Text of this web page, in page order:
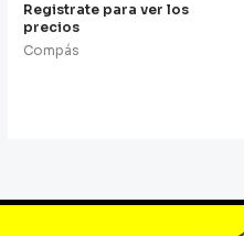
Registrate para ver los
precios
Compás